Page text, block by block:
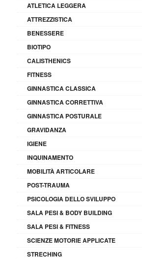
ATLETICA LEGGERA
ATTREZZISTICA
BENESSERE
BIOTIPO
CALISTHENICS
FITNESS
GINNASTICA CLASSICA
GINNASTICA CORRETTIVA
GINNASTICA POSTURALE
GRAVIDANZA
IGIENE
INQUINAMENTO
MOBILITÀ ARTICOLARE
POST-TRAUMA
PSICOLOGIA DELLO SVILUPPO
SALA PESI & BODY BUILDING
SALA PESI & FITNESS
SCIENZE MOTORIE APPLICATE
STRECHING